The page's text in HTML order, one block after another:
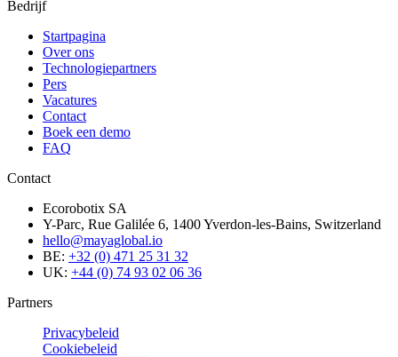
Bedrijf
Startpagina
Over ons
Technologiepartners
Pers
Vacatures
Contact
Boek een demo
FAQ
Contact
Ecorobotix SA
Y-Parc, Rue Galilée 6, 1400 Yverdon-les-Bains, Switzerland
hello@mayaglobal.io
BE: +32 (0) 471 25 31 32
UK: +44 (0) 74 93 02 06 36
Partners
Privacybeleid
Cookiebeleid